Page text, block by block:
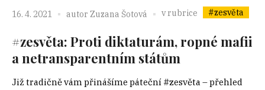
16. 4. 2021 autor Zuzana Šotová v rubrice #zesvěta
#zesvěta: Proti diktaturám, ropné mafii
a netransparentním státům
Již tradičně vám přinášíme páteční #zesvěta – přehled